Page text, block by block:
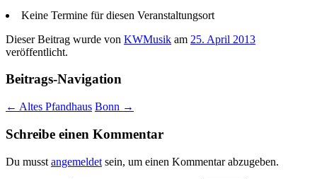
Keine Termine für diesen Veranstaltungsort
Dieser Beitrag wurde von KWMusik am 25. April 2013
veröffentlicht.
Beitrags-Navigation
← Altes Pfandhaus Bonn →
Schreibe einen Kommentar
Du musst angemeldet sein, um einen Kommentar abzugeben.